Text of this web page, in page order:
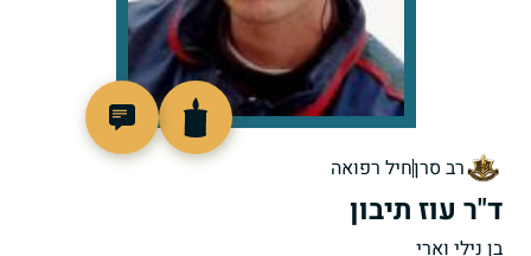
רב סרןחיל רפואה
ד"ר עוז תיבון
בן נילי וארי